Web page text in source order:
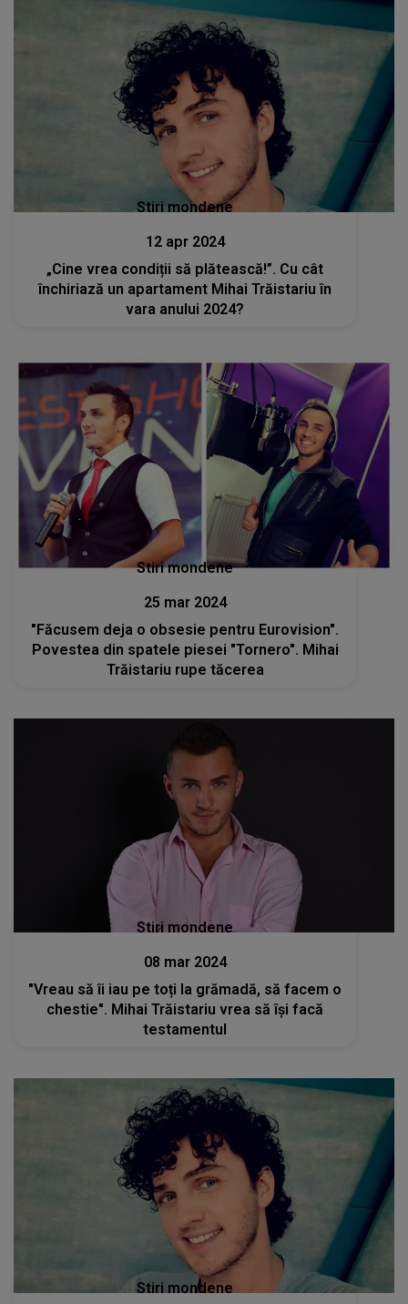
Stiri mondene
12 apr 2024
„Cine vrea condiții să plătească!”. Cu cât
închiriază un apartament Mihai Trăistariu în
vara anului 2024?
Stiri mondene
25 mar 2024
"Făcusem deja o obsesie pentru Eurovision".
Povestea din spatele piesei "Tornero". Mihai
Trăistariu rupe tăcerea
Stiri mondene
08 mar 2024
"Vreau să îi iau pe toți la grămadă, să facem o
chestie". Mihai Trăistariu vrea să își facă
testamentul
Stiri mondene